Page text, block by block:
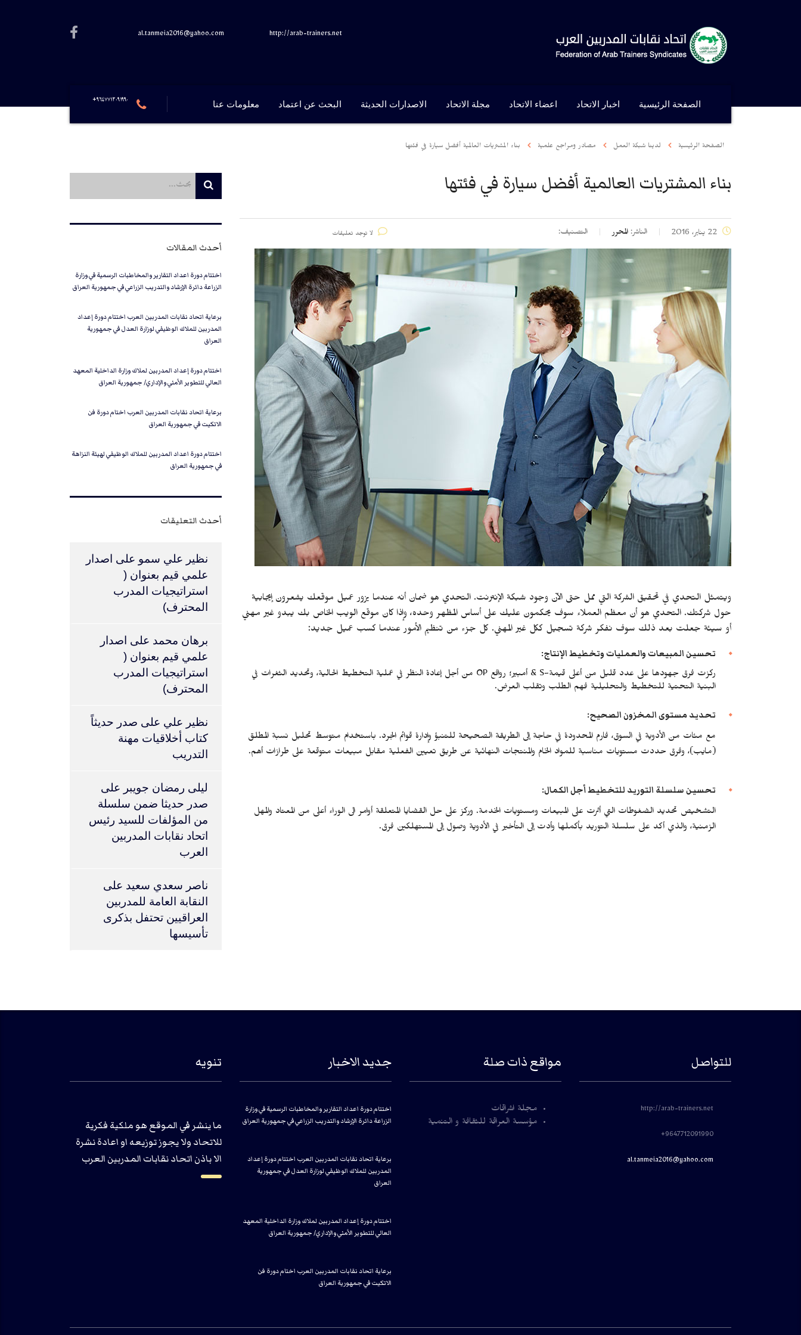
al.tanmeia2016@yahoo.com http://arab-trainers.net
الصفحة الرئيسية اخبار الاتحاد اعضاء الاتحاد مجلة الاتحاد الاصدارات الحديثة البحث عن اعتماد معلومات عنا ٩٦٤٧٧١٢٠٩١٩٩٠+
الصفحة الرئيسية لدينا شبكة العمل مصادر ومراجع علمية بناء المشتريات العالمية أفضل سيارة في فئتها
بناء المشتريات العالمية أفضل سيارة في فئتها
الناشر: المحرر التصنيف: لا توجد تعليقات
ويتمثل التحدي في تحقيق الشركة التي ممل حتى الآن وجود شبكة الإنترنت. التحدي هو ضمان أنه عندما يزور عميل موقعك يشعرون إيجابية
حول شركتك. التحدي هو أن معظم العملاء سوف يحكمون عليك على أساس المظهر وحده، وإذا كان موقع الويب الخاص بك يبدو غير مهني
أو سيئة جعلت بعد ذلك سوف نفكر شركة تسجيل ككل غير المهني. كل جزء من تنظيم الأمور عندما كسب عميل جديد:
تحسين المبيعات والعمليات وتخطيط الإنتاج:
ركزت فرق جهودها على عدد قليل من أعلى قيمة-S & أمبير؛ روافع OP من أجل إعادة النظر في عملية التخطيط الحالية، وتحديد الثغرات في
البنية التحتية للتخطيط والتحليلية فهم الطلب وتقلب العرض.
تحديد مستوى المخزون الصحيح:
مع مئات من الأدوية في السوق، فارم المحدودة في حاجة إلى الطريقة الصحيحة للتنبؤ وإدارة قوائم الجرد. باستخدام متوسط تحليل نسبة المطلق
(مايب)، وفرق حددت مستويات مناسبة للمواد الخام والمنتجات النهائية عن طريق تعيين الفعلية مقابل مبيعات متوقعة على طرازات أهم.
تحسين سلسلة التوريد للتخطيط أجل الكمال:
التشخيص تحديد الضغوطات التي أثرت على المبيعات ومستويات الخدمة. وركز على حل القضايا المتعلقة أوامر الى الوراء أعلى من المعتاد والمهل
الزمنية، والذي أكد على سلسلة التوريد بأكملها وأدت إلى التأخير في الأدوية وصول إلى المستهلكين فرق.
أحدث المقالات
اختتام دورة اعداد التقارير والمخاطبات الرسمية في وزارة
الزراعة دائرة الإرشاد والتدريب الزراعي في جمهورية العراق
برعاية اتحاد نقابات المدربين العرب اختتام دورة إعداد
المدربين للملاك الوظيفي لوزارة العدل في جمهورية
العراق
اختتام دورة إعداد المدربين لملاك وزارة الداخلية المعهد
العالي للتطوير الأمني والإداري/ جمهورية العراق
برعاية اتحاد نقابات المدربين العرب اختام دورة فن
الاتكيت في جمهورية العراق
اختتام دورة اعداد المدربين للملاك الوظيفي لهيئة النزاهة
في جمهورية العراق
أحدث التعليقات
نظير علي سمو على اصدار
علمي قيم بعنوان (
استراتيجيات المدرب
المحترف)
برهان محمد على اصدار
علمي قيم بعنوان (
استراتيجيات المدرب
المحترف)
نظير علي على صدر حديثاً
كتاب أخلاقيات مهنة
التدريب
ليلى رمضان جويبر على
صدر حديثا ضمن سلسلة
من المؤلفات للسيد رئيس
اتحاد نقابات المدربين
العرب
ناصر سعدي سعيد على
النقابة العامة للمدربين
العراقيين تحتفل بذكرى
تأسيسها
تنويه
ما ينشر في الموقع هو ملكية فكرية
للاتحاد ولا يجوز توزيعه او اعادة نشرة
الا باذن اتحاد نقابات المدربين العرب
جديد الاخبار
اختتام دورة اعداد التقارير والمخاطبات الرسمية في وزارة
الزراعة دائرة الإرشاد والتدريب الزراعي في جمهورية العراق
برعاية اتحاد نقابات المدربين العرب اختتام دورة إعداد
المدربين للملاك الوظيفي لوزارة العدل في جمهورية
العراق
اختتام دورة إعداد المدربين لملاك وزارة الداخلية المعهد
العالي للتطوير الأمني والإداري/ جمهورية العراق
برعاية اتحاد نقابات المدربين العرب اختام دورة فن
الاتكيت في جمهورية العراق
مواقع ذات صلة
مجلة اشراقات
مؤسسة العراقة للثقافة و التنمية
للتواصل
http://arab-trainers.net
9647712091990+
al.tanmeia2016@yahoo.com